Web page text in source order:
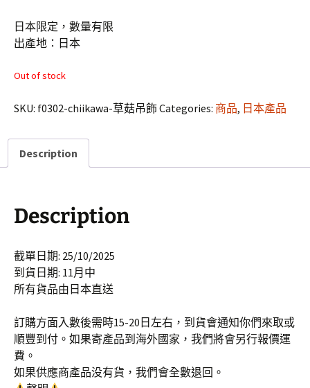
日本限定，數量有限
出產地：日本
Out of stock
SKU: f0302-chiikawa-草菇吊飾Categories: 商品, 日本產品
Description
Description
截單日期: 25/10/2025
到貨日期: 11月中
所有貨品由日本直送
訂購方面入數後需時15-20日左右，到貨會通知你們來取或
順豐到付。如果寄產品到海外國家，我們將會另行報價運
費。
如果供應商產品没有貨，我們會全數退回。